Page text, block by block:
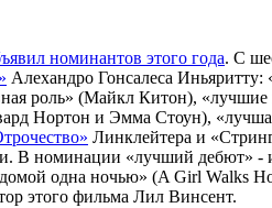
номинантов этого года. С
Алехандро Гонсалеса
роль» (Майкл Китон), «лучшие
Нортон и Эмма Стоун),
Линклейтера и
В номинации «лучший дебют» -
одна ночью» (A Girl Walks
этого фильма Лил Винсент.